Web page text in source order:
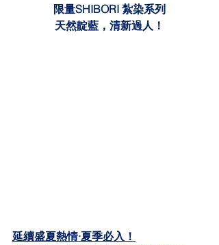
限量SHIBORI 紮染系列
天然靛藍，清新過人！
延續盛夏熱情·夏季必入！